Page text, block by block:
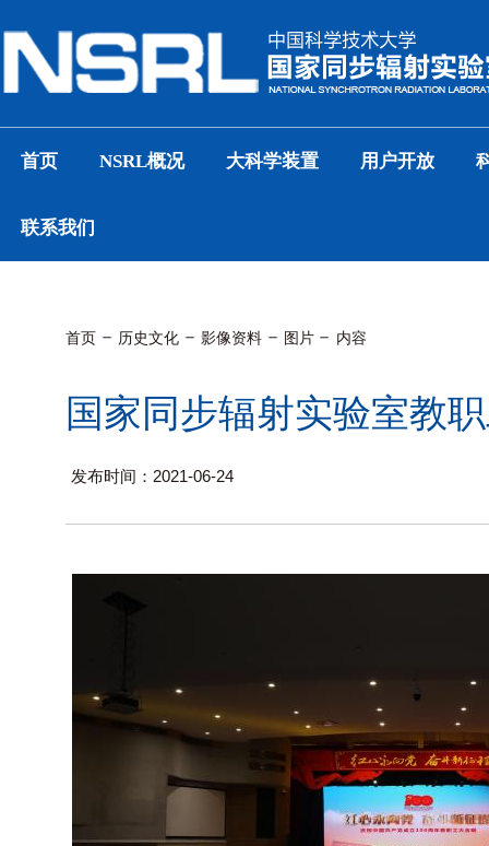
首页 NSRL概况 大科学装置 用户开放
联系我们
首页 历史文化 影像资料 图片 内容
国家同步辐射实验室教
发布时间：2021-06-24